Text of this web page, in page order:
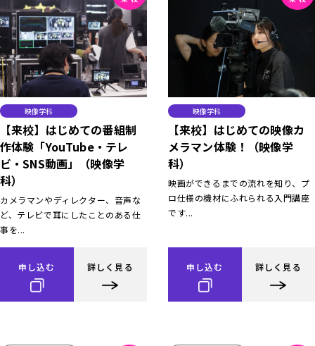
映像学科
【来校】はじめての番組制
作体験「YouTube・テレ
ビ・SNS動画」（映像学
科）
カメラマンやディレクター、音声な
ど、テレビで耳にしたことのある仕
事を...
申し込む 詳しく見る
映像学科
【来校】はじめての映像カ
メラマン体験！（映像学
科）
映画ができるまでの流れを知り、プ
ロ仕様の機材にふれられる入門講座
です...
申し込む 詳しく見る